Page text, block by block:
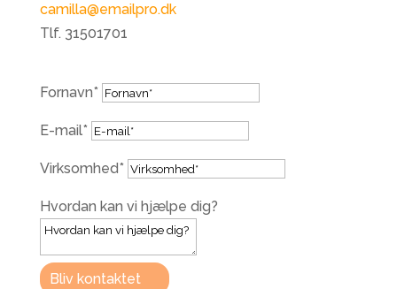
camilla@emailpro.dk
Tlf. 31501701
Fornavn*
E-mail*
Virksomhed*
Hvordan kan vi hjælpe dig?
Bliv kontaktet